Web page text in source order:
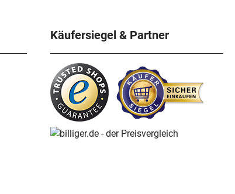
Käufersiegel & Partner